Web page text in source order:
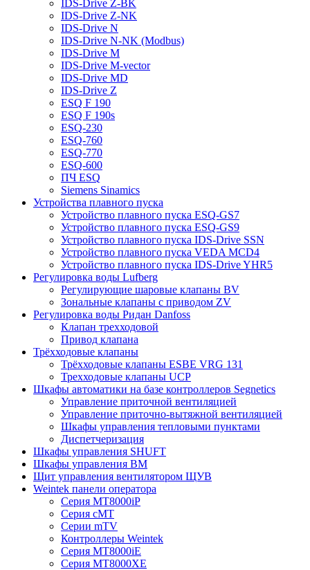
IDS-Drive Z-BK
IDS-Drive Z-NK
IDS-Drive N
IDS-Drive N-NK (Modbus)
IDS-Drive M
IDS-Drive M-vector
IDS-Drive MD
IDS-Drive Z
ESQ F 190
ESQ F 190s
ESQ-230
ESQ-760
ESQ-770
ESQ-600
ПЧ ESQ
Siemens Sinamics
Устройства плавного пуска
Устройство плавного пуска ESQ-GS7
Устройство плавного пуска ESQ-GS9
Устройство плавного пуска IDS-Drive SSN
Устройство плавного пуска VEDA MCD4
Устройство плавного пуска IDS-Drive YHR5
Регулировка воды Lufberg
Регулирующие шаровые клапаны BV
Зональные клапаны с приводом ZV
Регулировка воды Ридан Danfoss
Клапан трехходовой
Привод клапана
Трёхходовые клапаны
Трёхходовые клапаны ESBE VRG 131
Трехходовые клапаны UCP
Шкафы автоматики на базе контроллеров Segnetics
Управление приточной вентиляцией
Управление приточно-вытяжной вентиляцией
Шкафы управления тепловыми пунктами
Диспетчеризация
Шкафы управления SHUFT
Шкафы управления BM
Щит управления вентилятором ЩУВ
Weintek панели оператора
Серия MT8000iP
Серия cMT
Серии mTV
Контроллеры Weintek
Серия MT8000iE
Серия MT8000XE